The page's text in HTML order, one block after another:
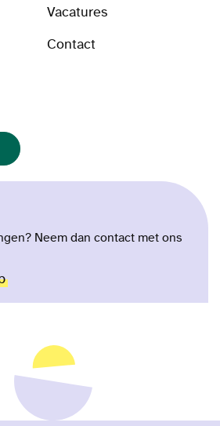
Vacatures
Contact
Neem dan contact met ons